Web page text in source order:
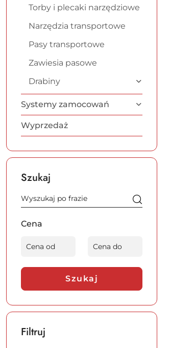
Torby i plecaki narzędziowe
Narzędzia transportowe
Pasy transportowe
Zawiesia pasowe
Drabiny
Systemy zamocowań
Wyprzedaż
Szukaj
Cena
Szukaj
Filtruj